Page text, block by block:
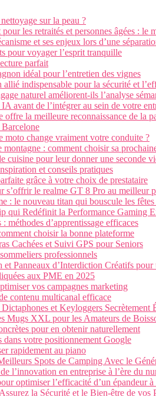
sur la peau ?
les retraités et personnes âgées : le
et ses enjeux lors d’une
pour voyager l’esprit tranquille
parfait
idéal pour l’entretien des vignes
indispensable pour la sécurité et
naturel améliorent-ils l’analyse
avant de l’intégrer au sein de votre
la meilleure reconnaissance de la
moto change vraiment votre conduite ?
: comment choisir sa
cuisine pour leur donner une seconde
et conseils pratiques
grâce à votre choix de prestataire
s’offrir le realme GT 8 Pro au meilleur
: le nouveau titan qui bouscule les
qui Redéfinit la Performance Gaming
méthodes d’apprentissage efficaces
choisir la bonne plateforme
Cachées et Suivi GPS pour Seniors
professionnels
Panneaux d’Interdiction Créatifs
aux PME en 2025
vos campagnes marketing
contenu multicanal efficace
et Keyloggers Secrètement
Mugs XXL pour les Amateurs de
pour en obtenir naturellement
dans votre positionnement Google
rapidement au piano
Spots de Camping Avec le
l’innovation en entreprise à l’ère du
optimiser l’efficacité d’un épandeur à
la Sécurité et le Bien-être de vos